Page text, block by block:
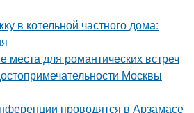
в котельной частного дома:
места для романтических встреч
Москвы
проводятся в Арзамасе